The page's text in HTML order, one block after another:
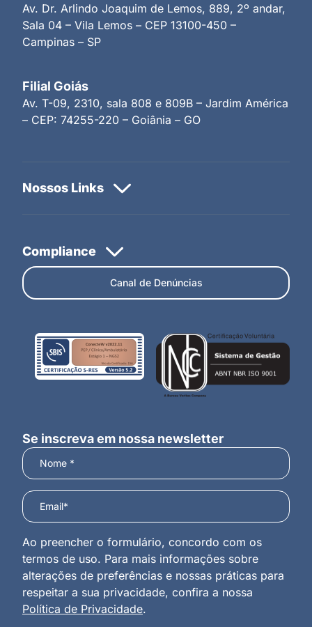
Av. Dr. Arlindo Joaquim de Lemos, 889, 2º andar,
Sala 04 – Vila Lemos – CEP 13100-450 –
Campinas – SP
Filial Goiás
Av. T-09, 2310, sala 808 e 809B – Jardim América
– CEP: 74255-220 – Goiânia – GO
Canal de Denúncias
Se inscreva em nossa newsletter
Ao preencher o formulário, concordo com os
termos de uso. Para mais informações sobre
alterações de preferências e nossas práticas para
respeitar a sua privacidade, confira a nossa
Política de Privacidade.